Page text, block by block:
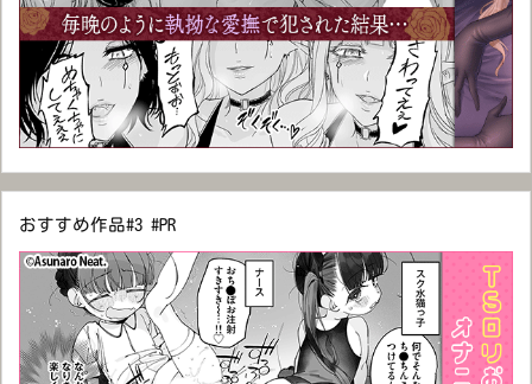
おすすめ作品#3 #PR